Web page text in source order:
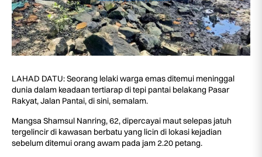
LAHAD DATU: Seorang lelaki warga emas ditemui meninggal
dunia dalam keadaan tertiarap di tepi pantai belakang Pasar
Rakyat, Jalan Pantai, di sini, semalam.
Mangsa Shamsul Nanring, 62, dipercayai maut selepas jatuh
tergelincir di kawasan berbatu yang licin di lokasi kejadian
sebelum ditemui orang awam pada jam 2.20 petang.